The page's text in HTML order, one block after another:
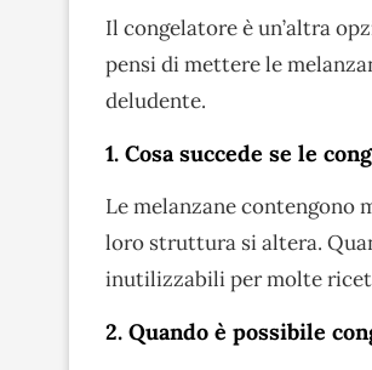
Il congelatore è un’altra
pensi di mettere le
deludente.
1. Cosa succede se le
Le melanzane contengono
loro struttura si altera.
inutilizzabili per molte
2. Quando è possibile